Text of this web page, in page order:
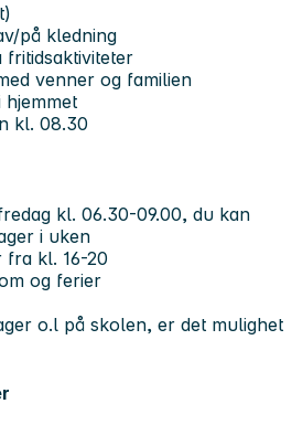
på kledning
venner og familien
kl. 08.30
kl. 06.30-09.00, du kan
i uken
fra kl. 16-20
og ferier
o.l på skolen, er det mulighet